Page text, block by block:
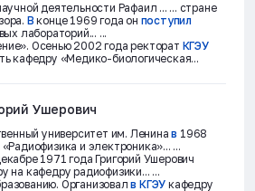
деятельности Рафаил ... ... стране
В конце 1969 года он поступил
лабораторий... ...
Осенью 2002 года ректорат КГЭУ
кафедру «Медико-биологическая...
Ушерович
университет им. Ленинав 1968
и электроника»... ...
1971 года Григорий Ушерович
на кафедру радиофизики... ...
Организовалв КГЭУ кафедру